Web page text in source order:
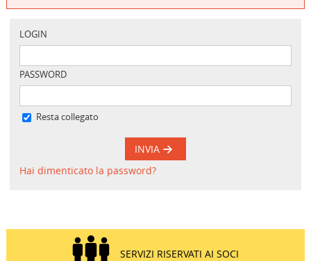
LOGIN
PASSWORD
Resta collegato
INVIA
Hai dimenticato la password?
SERVIZI RISERVATI AI SOCI